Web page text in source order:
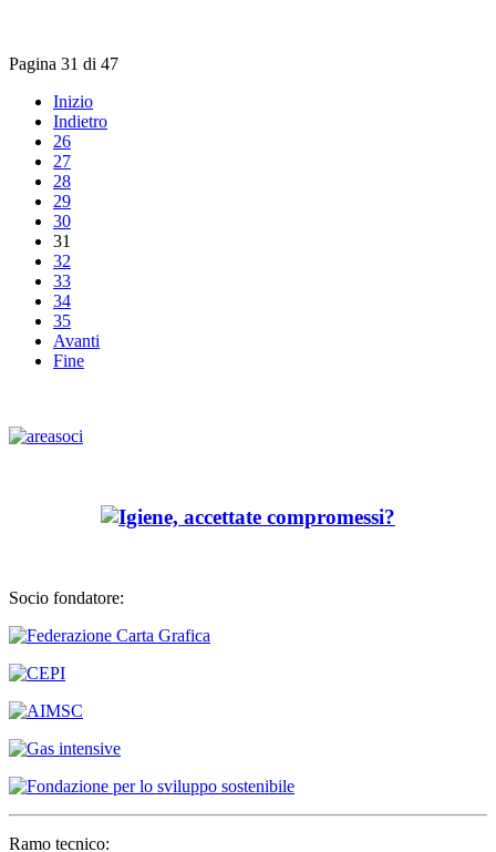
Pagina 31 di 47
Inizio
Indietro
26
27
28
29
30
31
32
33
34
35
Avanti
Fine
Socio fondatore:
Ramo tecnico: